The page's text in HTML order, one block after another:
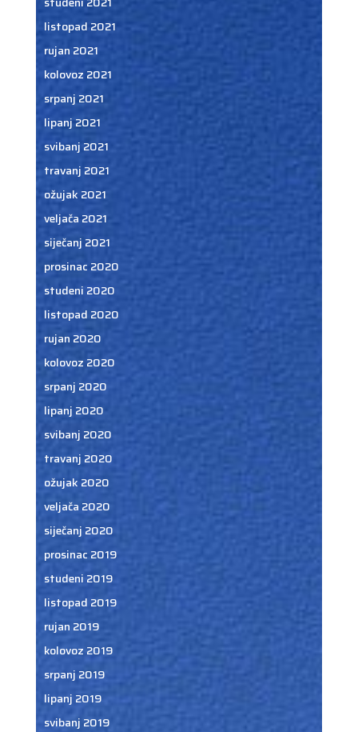
listopad 2021
rujan 2021
kolovoz 2021
srpanj 2021
lipanj 2021
svibanj 2021
travanj 2021
ožujak 2021
veljača 2021
siječanj 2021
prosinac 2020
studeni 2020
listopad 2020
rujan 2020
kolovoz 2020
srpanj 2020
lipanj 2020
svibanj 2020
travanj 2020
ožujak 2020
veljača 2020
siječanj 2020
prosinac 2019
studeni 2019
listopad 2019
rujan 2019
kolovoz 2019
srpanj 2019
lipanj 2019
svibanj 2019